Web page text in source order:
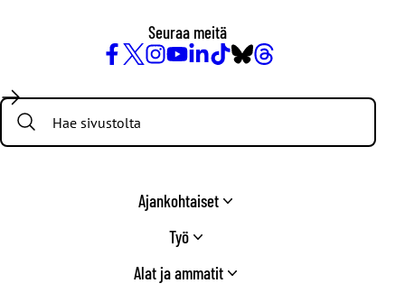
Seuraa meitä
/
Twitter
Search:
Ajankohtaiset
Työ
Alat ja ammatit